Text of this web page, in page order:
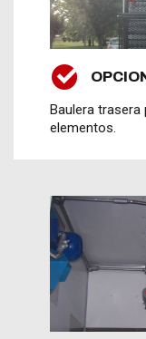
Baulera trasera
elementos.